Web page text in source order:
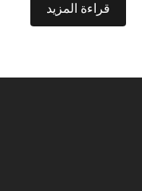
قراءة المزيد